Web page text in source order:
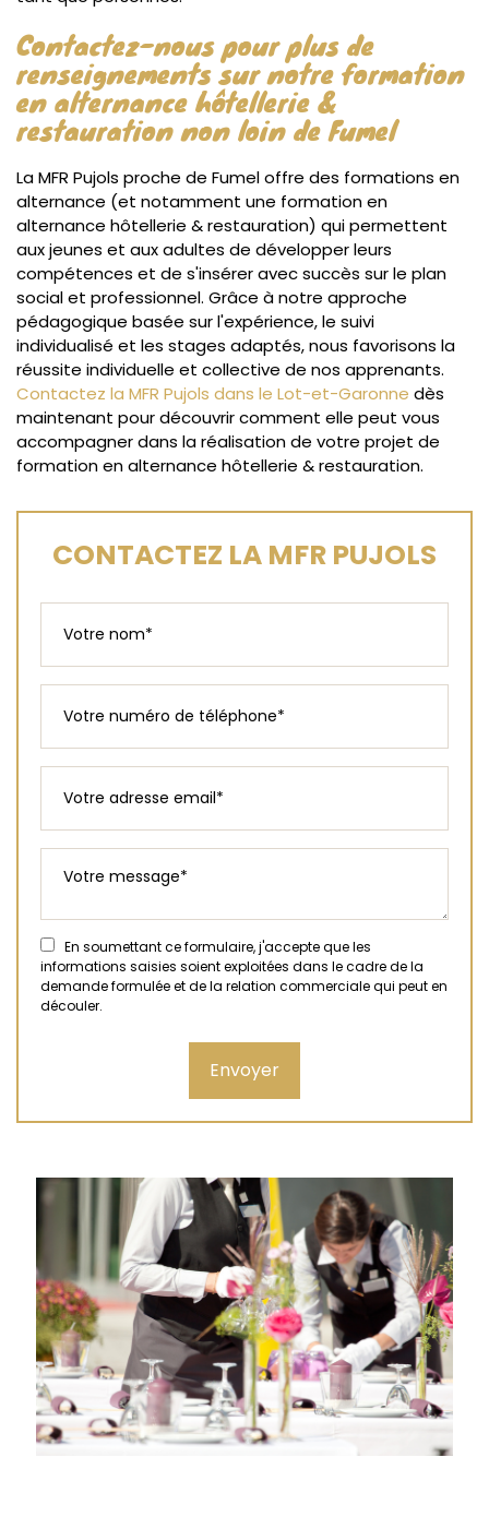
Contactez-nous pour plus de
renseignements sur notre formation
en alternance hôtellerie &
restauration non loin de Fumel
La MFR Pujols proche de Fumel offre des formations en
alternance (et notamment une formation en
alternance hôtellerie & restauration) qui permettent
aux jeunes et aux adultes de développer leurs
compétences et de s'insérer avec succès sur le plan
social et professionnel. Grâce à notre approche
pédagogique basée sur l'expérience, le suivi
individualisé et les stages adaptés, nous favorisons la
réussite individuelle et collective de nos apprenants.
Contactez la MFR Pujols dans le Lot-et-Garonne dès
maintenant pour découvrir comment elle peut vous
accompagner dans la réalisation de votre projet de
formation en alternance hôtellerie & restauration.
CONTACTEZ LA MFR PUJOLS
En soumettant ce formulaire, j'accepte que les
informations saisies soient exploitées dans le cadre de la
demande formulée et de la relation commerciale qui peut en
découler.